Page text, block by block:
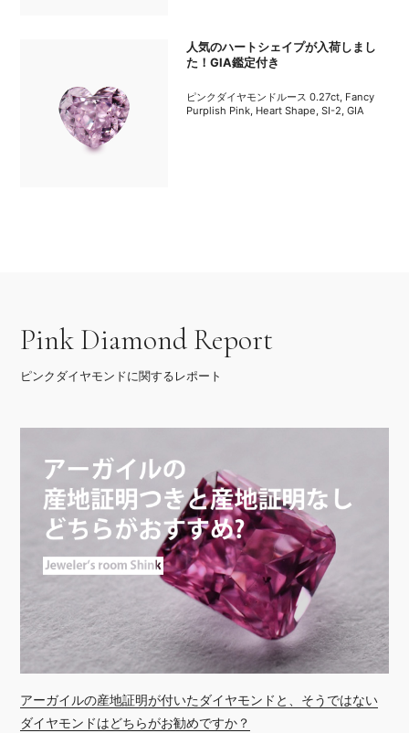
人気のハートシェイプが入荷しまし
た！GIA鑑定付き
ピンクダイヤモンドルース 0.27ct, Fancy
Purplish Pink, Heart Shape, SI-2, GIA
Pink Diamond Report
ピンクダイヤモンドに関するレポート
アーガイルの産地証明が付いたダイヤモンドと、そうではない
ダイヤモンドはどちらがお勧めですか？